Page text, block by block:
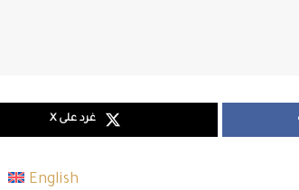
غرد على X
English